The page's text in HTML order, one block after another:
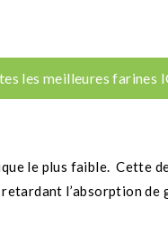
les meilleures farines
le plus faible. Cette
l’absorption